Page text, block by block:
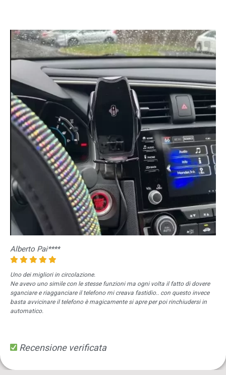
Alberto Pai****
Uno dei migliori in circolazione.
Ne avevo uno simile con le stesse funzioni ma ogni volta il fatto di dovere
sganciare e riagganciare il telefono mi creava fastidio.. con questo invece
basta avvicinare il telefono è magicamente si apre per poi rinchiudersi in
automatico.
Recensione verificata